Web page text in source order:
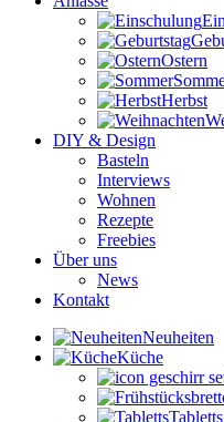
Ostern
Herbst
DIY & Design
Basteln
Interviews
Wohnen
Rezepte
Freebies
Über uns
News
Kontakt
Neuheiten
Küche
Tabletts